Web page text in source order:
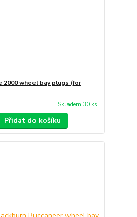
2000 wheel bay plugs (for
Skladem 30 ks
Přidat do košíku